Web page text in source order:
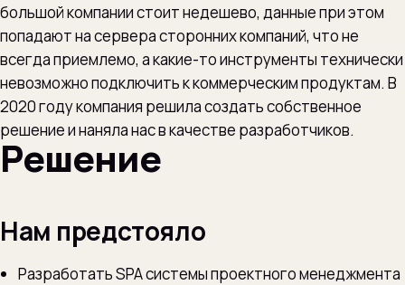
большой компании стоит недешево, данные при этом
попадают на сервера сторонних компаний, что не
всегда приемлемо, а какие-то инструменты технически
невозможно подключить к коммерческим продуктам. В
2020 году компания решила создать собственное
решение и наняла нас в качестве разработчиков.
Решение
Нам предстояло
Разработать SPA системы проектного менеджмента